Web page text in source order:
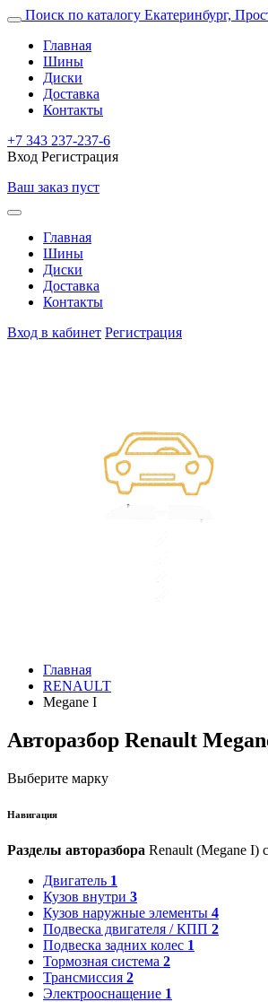
Поиск по каталогу Екатеринбург,
Главная
Шины
Диски
Доставка
Контакты
+7 343 237-237-6
Вход Регистрация
Ваш заказ пуст
Главная
Шины
Диски
Доставка
Контакты
Вход в кабинет Регистрация
Главная
RENAULT
Megane I
Авторазбор Renault
Выберите марку
Навигация
Разделы авторазбора Renault (Megane I)
Двигатель 1
Кузов внутри 3
Кузов наружные элементы 4
Подвеска двигателя / КПП 2
Подвеска задних колес 1
Тормозная система 2
Трансмиссия 2
Электрооснащение 1